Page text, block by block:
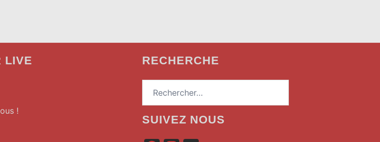
LIVE
!
RECHERCHE
SUIVEZ NOUS